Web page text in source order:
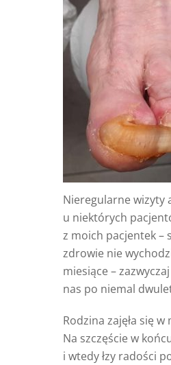
Nieregularne wizyty
u niektórych
z moich pacjentek –
zdrowie nie
miesiące –
nas po niemal
Rodzina zajęła się
Na szczęście w
i wtedy łzy radości